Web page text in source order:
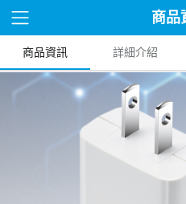
商品
商品資訊 詳細介紹